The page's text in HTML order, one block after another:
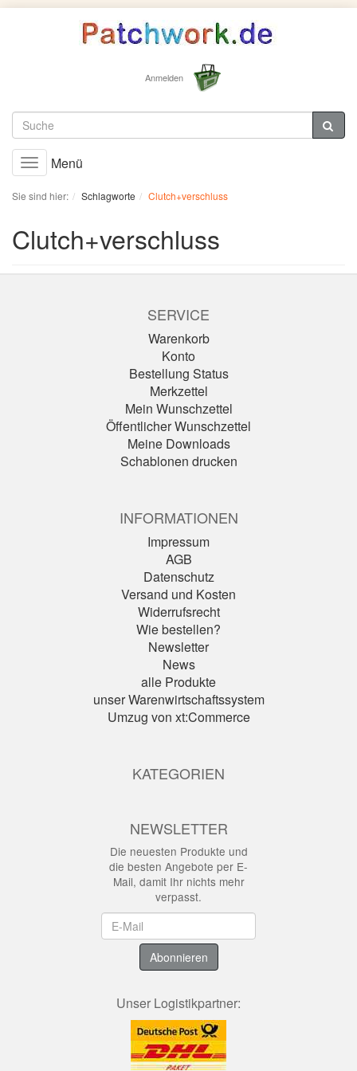
Anmelden
Toggle
navigation
Menü
Sie sind hier: Schlagworte Clutch+verschluss
Clutch+verschluss
SERVICE
Warenkorb
Konto
Bestellung Status
Merkzettel
Mein Wunschzettel
Öffentlicher Wunschzettel
Meine Downloads
Schablonen drucken
INFORMATIONEN
Impressum
AGB
Datenschutz
Versand und Kosten
Widerrufsrecht
Wie bestellen?
Newsletter
News
alle Produkte
unser Warenwirtschaftssystem
Umzug von xt:Commerce
KATEGORIEN
NEWSLETTER
Die neuesten Produkte und
die besten Angebote per E-
Mail, damit Ihr nichts mehr
verpasst.
Abonnieren
Unser Logistikpartner: